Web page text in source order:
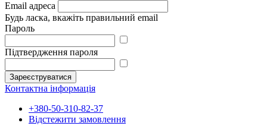
Email адреса
Будь ласка, вкажіть правильний email
Пароль
Підтвердження пароля
Зареєструватися
Контактна інформація
+380-50-310-82-37
Відстежити замовлення